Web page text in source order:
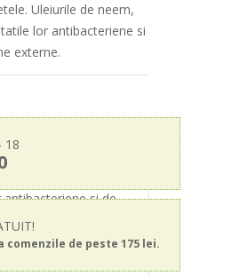
Uleiurile de neem,
lor antibacteriene si
externe.
18
de peste 175 lei.
si de
si energizeaza
si repetati